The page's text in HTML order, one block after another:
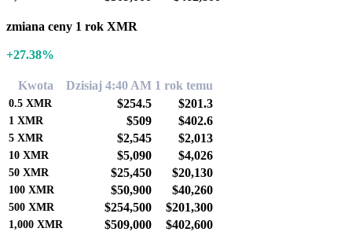
zmiana ceny 1 rok XMR
+27.38%
Kwota Dzisiaj 4:40 AM 1 rok temu
0.5 XMR $254.5 $201.3
1 XMR $509 $402.6
5 XMR $2,545 $2,013
10 XMR $5,090 $4,026
50 XMR $25,450 $20,130
100 XMR $50,900 $40,260
500 XMR $254,500 $201,300
1,000 XMR $509,000 $402,600